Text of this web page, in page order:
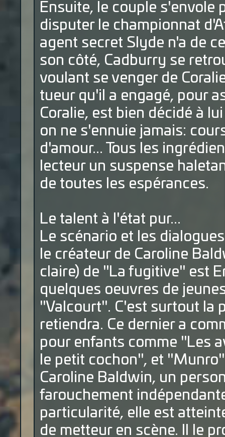
Ensuite, le couple s'envole
disputer le championnat
agent secret Slyde n'a de
son côté, Cadburry se
voulant se venger de
tueur qu'il a engagé, pour
Coralie, est bien décidé à
on ne s'ennuie jamais:
d'amour... Tous les
lecteur un suspense
de toutes les espérances.
Le talent à l'état pur...
Le scénario et les
le créateur de Caroline
claire) de "La fugitive" est
quelques oeuvres de
"Valcourt". C'est surtout la
retiendra. Ce dernier a
pour enfants comme "Les
le petit cochon", et
Caroline Baldwin, un
farouchement
particularité, elle est
de metteur en scène. Il le